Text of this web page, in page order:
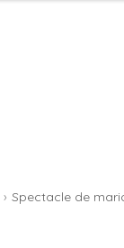
Spectacle de